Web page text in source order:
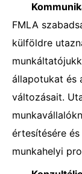
FMLA
külföldre
állapotukat és
változásait.
értesítésére
munkahelyi